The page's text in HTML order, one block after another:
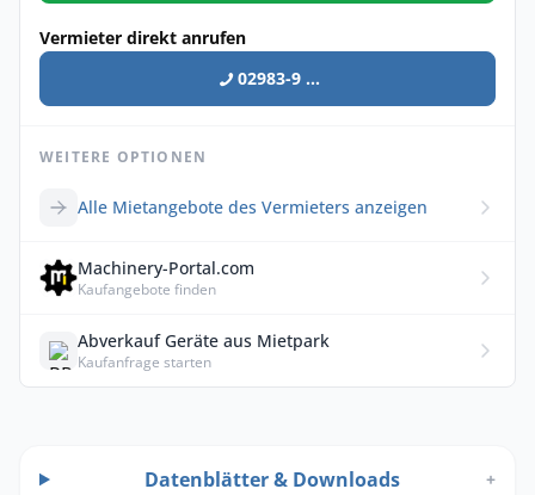
Vermieter direkt anrufen
02983-9 ...
WEITERE OPTIONEN
Alle Mietangebote des Vermieters anzeigen
Machinery-Portal.com
Kaufangebote finden
Abverkauf Geräte aus Mietpark
Kaufanfrage starten
Datenblätter & Downloads +